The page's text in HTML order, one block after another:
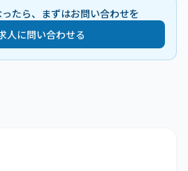
たら、まずはお問い合わせを
人に問い合わせる